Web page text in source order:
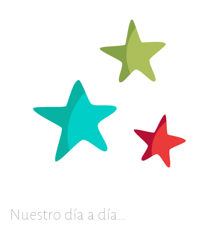
Nuestro día a día…